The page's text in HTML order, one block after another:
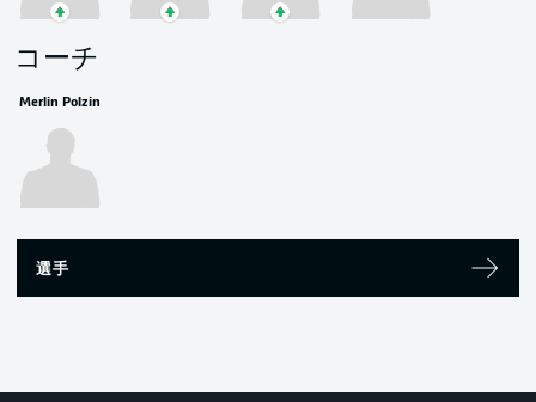
コーチ
Merlin Polzin
選手